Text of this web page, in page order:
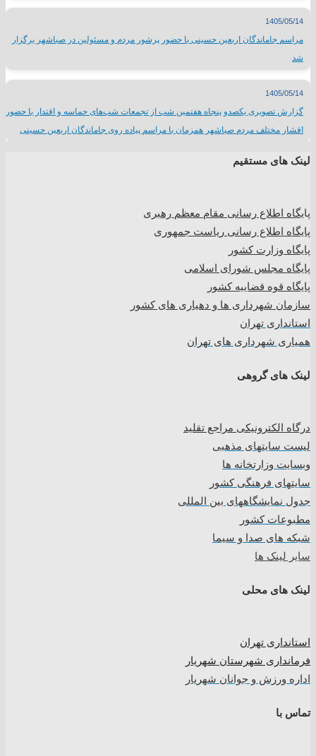
1405/05/14
مراسم جاماندگان اربعین حسینی با حضور پرشور مردم و مسئولین در صباشهر برگزار
شد
1405/05/14
گزارش تصویری یکصدو پنجاه هفتمین شب از تجمعات شب‌های حماسه و اقتدار با حضور
اقشار مختلف مردم صباشهر همزمان با مراسم پیاده روی جاماندگان اربعین حسینی
لینک های مستقیم
پایگاه اطلاع رسانی مقام معظم رهبری
پایگاه اطلاع رسانی ریاست جمهوری
پایگاه وزارت کشور
پایگاه مجلس شورای اسلامی
پایگاه قوه قضاییه کشور
سازمان شهرداری ها و دهیاری های کشور
استانداری تهران
همیاری شهرداری های تهران
لینک های گروهی
درگاه الکترونیکی مراجع تقلید
لیست سایتهای مذهبی
وبسایت وزارتخانه ها
سایتهای فرهنگی کشور
جدول نمایشگاههای بین المللی
مطبوعات کشور
شبکه های صدا و سیما
سایر لینک ها
لینک های محلی
استانداری تهران
فرمانداری شهرستان شهریار
اداره ورزش و جوانان شهریار
تماس با